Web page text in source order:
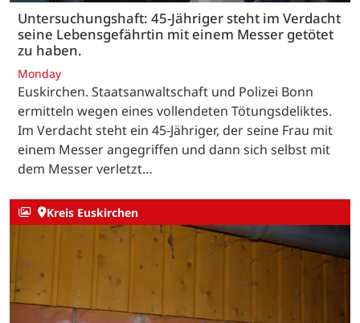
Untersuchungshaft: 45-Jähriger steht im Verdacht
seine Lebensgefährtin mit einem Messer getötet
zu haben.
Monday
Euskirchen. Staatsanwaltschaft und Polizei Bonn
ermitteln wegen eines vollendeten Tötungsdeliktes.
Im Verdacht steht ein 45-Jähriger, der seine Frau mit
einem Messer angegriffen und dann sich selbst mit
dem Messer verletzt…
Kreis Euskirchen